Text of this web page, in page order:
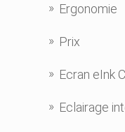
Ergonomie
Prix
Ecran eInk
Eclairage